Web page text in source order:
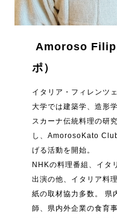
Amoroso
ポ）
イタリア・フィレンツェ
大学では建築学、造形
スカーナ伝統料理の研
し、AmorosoKato
げる活動を開始。
NHKの料理番組、イタ
出演の他、イタリア料
紙の取材協力多数。 県
師、県内外企業の食育